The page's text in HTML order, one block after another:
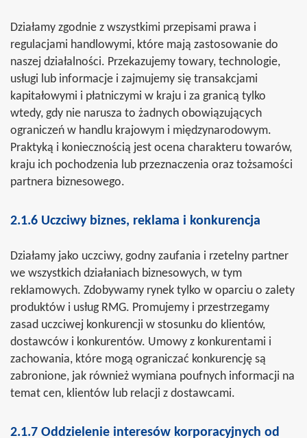
Działamy zgodnie z wszystkimi przepisami prawa i
regulacjami handlowymi, które mają zastosowanie do
naszej działalności. Przekazujemy towary, technologie,
usługi lub informacje i zajmujemy się transakcjami
kapitałowymi i płatniczymi w kraju i za granicą tylko
wtedy, gdy nie narusza to żadnych obowiązujących
ograniczeń w handlu krajowym i międzynarodowym.
Praktyką i koniecznością jest ocena charakteru towarów,
kraju ich pochodzenia lub przeznaczenia oraz tożsamości
partnera biznesowego.
2.1.6 Uczciwy biznes, reklama i konkurencja
Działamy jako uczciwy, godny zaufania i rzetelny partner
we wszystkich działaniach biznesowych, w tym
reklamowych. Zdobywamy rynek tylko w oparciu o zalety
produktów i usług RMG. Promujemy i przestrzegamy
zasad uczciwej konkurencji w stosunku do klientów,
dostawców i konkurentów. Umowy z konkurentami i
zachowania, które mogą ograniczać konkurencję są
zabronione, jak również wymiana poufnych informacji na
temat cen, klientów lub relacji z dostawcami.
2.1.7 Oddzielenie interesów korporacyjnych od